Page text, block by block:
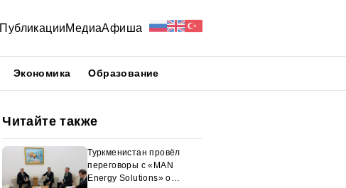
ПубликацииМедиаАфиша
Экономика Образование
Читайте также
Туркменистан провёл
переговоры с «MAN
Energy Solutions» о